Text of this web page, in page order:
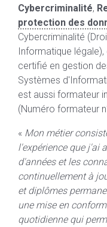
Cybercriminalité,
protection des
Cybercriminalité
Informatique
certifié en gestion
Systèmes
est aussi formateur
(Numéro formateur
« Mon métier
l'expérience que j'ai
d'années et les
continuellement à
et diplômes
une mise en
quotidienne qui